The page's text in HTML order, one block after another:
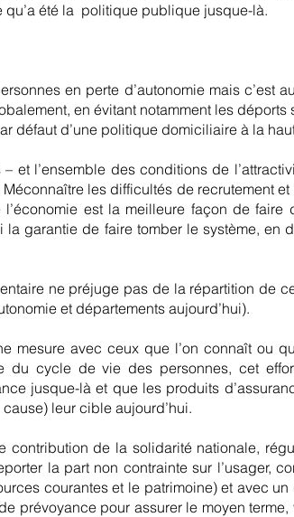
été la politique publique jusque-là.
en perte d’autonomie mais c’est
en évitant notamment les déports
défaut d’une politique domiciliaire à la
et l’ensemble des conditions de
Méconnaître les difficultés de recrutement
est la meilleure façon de faire
garantie de faire tomber le système, en
ne préjuge pas de la répartition de
et départements aujourd’hui).
mesure avec ceux que l’on connaît ou
du cycle de vie des personnes, cet
jusque-là et que les produits
leur cible aujourd’hui.
de la solidarité nationale,
la part non contrainte sur l’usager,
courantes et le patrimoine) et avec
prévoyance pour assurer le moyen